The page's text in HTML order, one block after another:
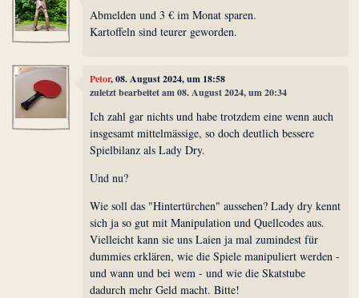
Abmelden und 3 € im Monat sparen.
Kartoffeln sind teurer geworden.
Petor, 08. August 2024, um 18:58
zuletzt bearbeitet am 08. August 2024, um 20:34
Ich zahl gar nichts und habe trotzdem eine wenn auch
insgesamt mittelmässige, so doch deutlich bessere
Spielbilanz als Lady Dry.
Und nu?
Wie soll das "Hintertürchen" aussehen? Lady dry kennt
sich ja so gut mit Manipulation und Quellcodes aus.
Vielleicht kann sie uns Laien ja mal zumindest für
dummies erklären, wie die Spiele manipuliert werden -
und wann und bei wem - und wie die Skatstube
dadurch mehr Geld macht. Bitte!